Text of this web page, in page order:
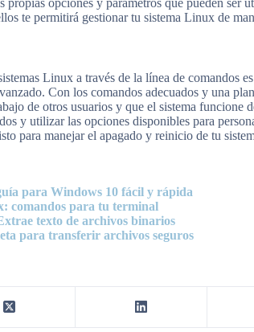
te permitirá gestionar tu sistema Linux de
Linux a través de la línea de comandos
Con los comandos adecuados y una
de otros usuarios y que el sistema funcione
y utilizar las opciones disponibles para
para manejar el apagado y reinicio de tu
para Windows 10 fácil y rápida
comandos para tu terminal
texto de archivos binarios
para transferir archivos seguros